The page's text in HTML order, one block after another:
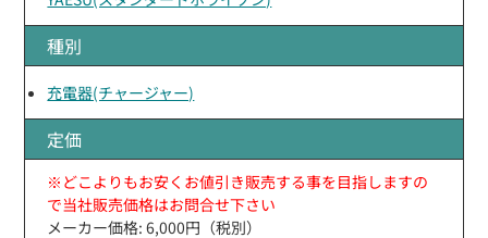
種別
充電器(チャージャー)
定価
※どこよりもお安くお値引き販売する事を目指しますの
で当社販売価格はお問合せ下さい
メーカー価格: 6,000円（税別）